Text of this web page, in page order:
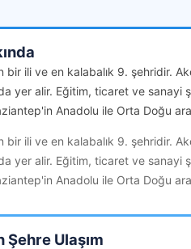
bir ili ve en kalabalık 9. şehridir.
yer alir. Eğitim, ticaret ve
Anadolu ile Orta Doğu
bir ili ve en kalabalık 9. şehridir.
yer alir. Eğitim, ticaret ve
Anadolu ile Orta Doğu
Şehre Ulaşım